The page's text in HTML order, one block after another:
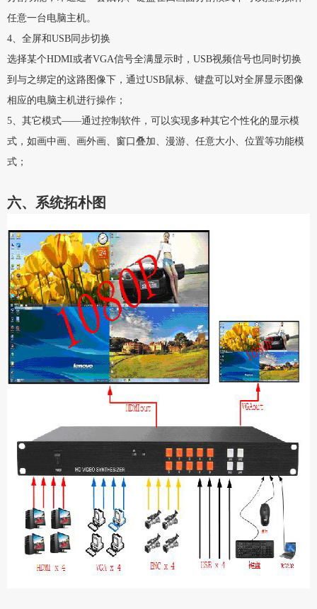
任意一台电脑主机。
4、全屏和USB同步切换
选择某个HDMI或者VGA信号全满显示时，USB视频信号也同时切换
到与之绑定的这路图像下，通过USB鼠标、键盘可以对全屏显示图像
相应的电脑主机进行操作；
5、其它模式――通过控制软件，可以实现多种其它个性化的显示模
式，如画中画、画外画、窗口叠加、漫游、任意大小、位置等功能模
式；
六、系统拓朴图